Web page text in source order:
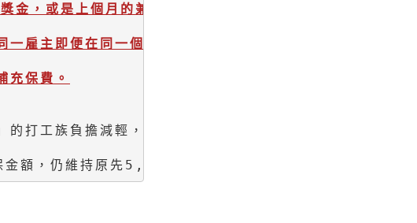
金，或是上個月的兼職薪水，都能用新標準計算。
一雇主即便在同一個月內給付超過1萬9,273元的兼
打工族負擔減輕，所以其他像是股利及利息所得、租金
額，仍維持原先5,000元的扣繳門檻。